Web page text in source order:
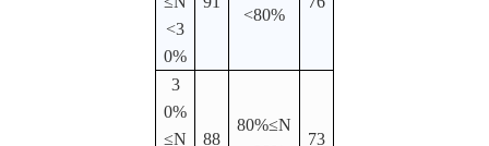
<3
0%
<80%
3
0%
≤N
88
80%≤N
73